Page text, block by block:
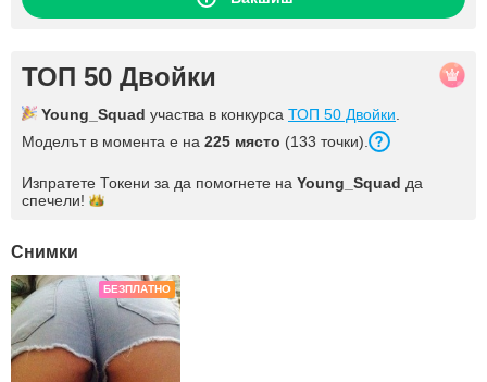
ТОП 50 Двойки
Young_Squad участва в конкурса ТОП 50 Двойки
Моделът в момента е на 225 място (133 точки).
Изпратете Токени за да помогнете на Young_Squad да
спечели!
Снимки
БЕЗПЛАТНО